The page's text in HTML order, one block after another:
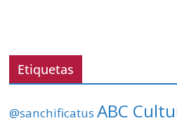
e
Etiquetas
@sanchificatus ABC